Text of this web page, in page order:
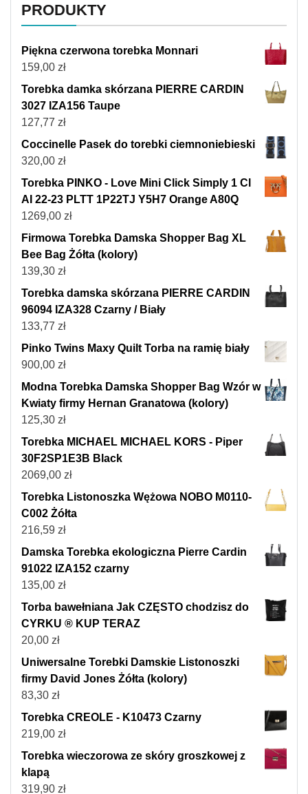
PRODUKTY
Piękna czerwona torebka Monnari
159,00 zł
Torebka damka skórzana PIERRE CARDIN
3027 IZA156 Taupe
127,77 zł
Coccinelle Pasek do torebki ciemnoniebieski
320,00 zł
Torebka PINKO - Love Mini Click Simply 1 Cl
AI 22-23 PLTT 1P22TJ Y5H7 Orange A80Q
1269,00 zł
Firmowa Torebka Damska Shopper Bag XL
Bee Bag Żółta (kolory)
139,30 zł
Torebka damska skórzana PIERRE CARDIN
96094 IZA328 Czarny / Biały
133,77 zł
Pinko Twins Maxy Quilt Torba na ramię biały
900,00 zł
Modna Torebka Damska Shopper Bag Wzór w
Kwiaty firmy Hernan Granatowa (kolory)
125,30 zł
Torebka MICHAEL MICHAEL KORS - Piper
30F2SP1E3B Black
2069,00 zł
Torebka Listonoszka Wężowa NOBO M0110-
C002 Żółta
216,59 zł
Damska Torebka ekologiczna Pierre Cardin
91022 IZA152 czarny
135,00 zł
Torba bawełniana Jak CZĘSTO chodzisz do
CYRKU ® KUP TERAZ
20,00 zł
Uniwersalne Torebki Damskie Listonoszki
firmy David Jones Żółta (kolory)
83,30 zł
Torebka CREOLE - K10473 Czarny
219,00 zł
Torebka wieczorowa ze skóry groszkowej z
klapą
319,90 zł